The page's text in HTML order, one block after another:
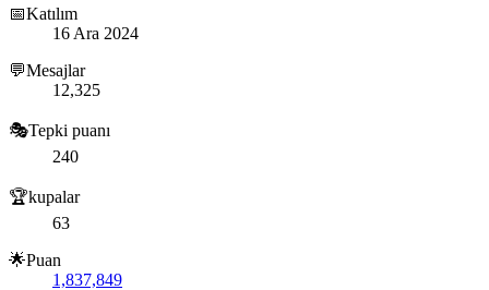
📅Katılım
16 Ara 2024
💬Mesajlar
12,325
🎭Tepki puanı
240
🏆kupalar
63
🌟Puan
1,837,849